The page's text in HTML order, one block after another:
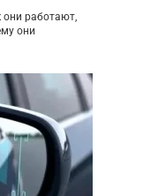
они работают,
они